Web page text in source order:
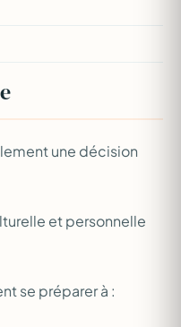
une décision
et personnelle
se préparer à :